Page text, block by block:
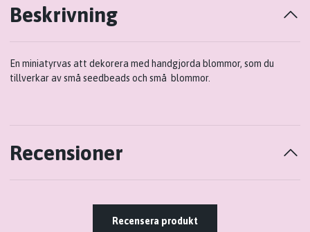
Beskrivning
En miniatyrvas att dekorera med handgjorda blommor, som du
tillverkar av små seedbeads och små blommor.
Recensioner
Recensera produkt